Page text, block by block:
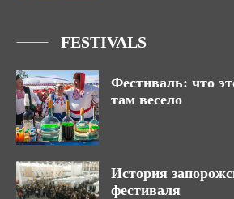
FESTIVALS
Фестиваль: что
там весело
История
фестиваля